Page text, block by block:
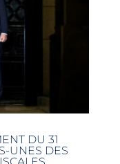
DU 31
UNES DES